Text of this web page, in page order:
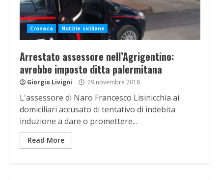
Cronaca Notizie siciliane
Arrestato assessore nell’Agrigentino:
avrebbe imposto ditta palermitana
Giorgio Livigni 29 novembre 2018
L'assessore di Naro Francesco Lisinicchia ai
domiciliari accusato di tentativo di indebita
induzione a dare o promettere...
Read More